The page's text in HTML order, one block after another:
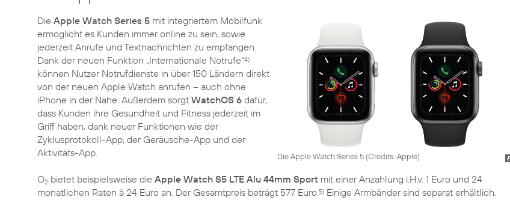
Die Apple Watch Series 5 (Credits: Apple)
Die Apple Watch Series 5 mit integriertem Mobilfunk
ermöglicht es Kunden immer online zu sein, sowie
jederzeit Anrufe und Textnachrichten zu empfangen.
Dank der neuen Funktion „Internationale Notrufe“4)
können Nutzer Notrufdienste in über 150 Ländern direkt
von der neuen Apple Watch anrufen – auch ohne
iPhone in der Nähe. Außerdem sorgt WatchOS 6 dafür,
dass Kunden ihre Gesundheit und Fitness jederzeit im
Griff haben, dank neuer Funktionen wie der
Zyklusprotokoll-App, der Geräusche-App und der
Aktivitäts-App.
O2 bietet beispielsweise die Apple Watch S5 LTE Alu 44mm Sport mit einer Anzahlung i.H.v. 1 Euro und 24
monatlichen Raten à 24 Euro an. Der Gesamtpreis beträgt 577 Euro.5) Einige Armbänder sind separat erhältlich.